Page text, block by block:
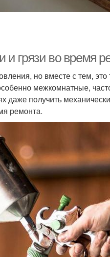
и грязи во время
но вместе с тем,
межкомнатные,
даже получить
ремонта.